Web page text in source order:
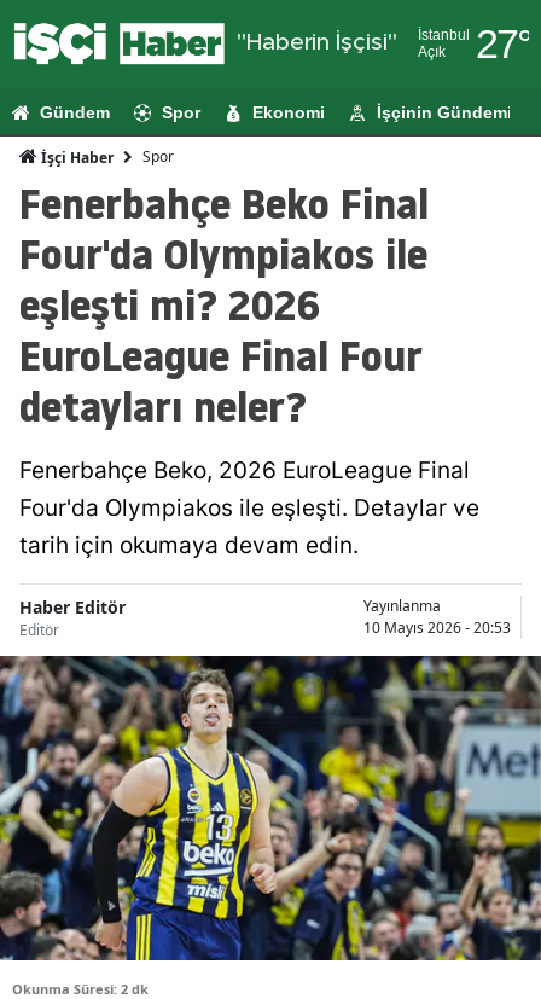
"Haberin İşçisi"
İstanbul
Açık
27°
Adıyaman
Aydın
Balıkesir
Bingöl
Bitlis
Bolu
Burdur
Bursa
Çanakkale
Çankırı
Çorum
Gündem Spor Ekonomi İşçinin Gündemi
İşçi Haber Spor
Fenerbahçe Beko Final
Four'da Olympiakos ile
eşleşti mi? 2026
EuroLeague Final Four
detayları neler?
Fenerbahçe Beko, 2026 EuroLeague Final
Four'da Olympiakos ile eşleşti. Detaylar ve
tarih için okumaya devam edin.
Haber Editör
Editör
Yayınlanma
10 Mayıs 2026 - 20:53
Okunma Süresi: 2 dk